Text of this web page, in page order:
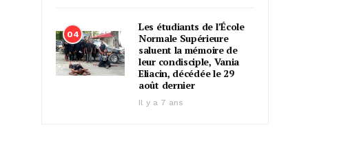
04
Les étudiants de l’École
Normale Supérieure
saluent la mémoire de
leur condisciple, Vania
Eliacin, décédée le 29
août dernier
Il y a 7 ans